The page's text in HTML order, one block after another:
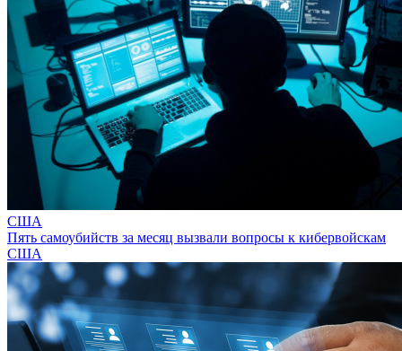
США
Пять самоубийств за месяц вызвали вопросы к кибервойскам
США